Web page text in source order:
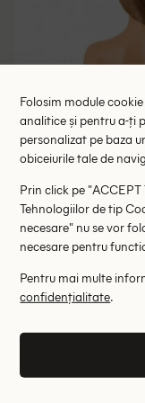
Bustiera de
RRP:
Folosim module
analitice și pentru a-ți
personalizat pe baza
obiceiurile tale de
Prin click pe
Tehnologiilor de tip
necesare" nu se vor
necesare pentru
Pentru mai multe
confidențialitate.